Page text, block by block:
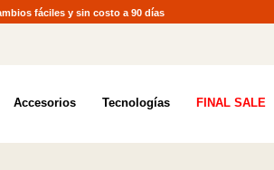
fáciles y sin costo a 90 días
Accesorios Tecnologías FINAL SALE